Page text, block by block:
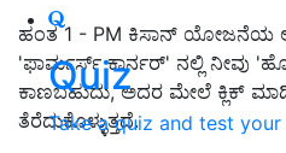
Quiz
Take a quiz and test
ಹಂತ 1 - PM ಕಿಸಾನ್ ಯೋಜನೆಯ
'ಫಾರ್ಮರ್ಸ್ ಕಾರ್ನರ್' ನಲ್ಲಿ ನೀವು
ಕಾಣಬಹುದು, ಅದರ ಮೇಲೆ ಕ್ಲಿಕ್
ತೆರೆದುಕೊಳ್ಳುತ್ತದೆ.